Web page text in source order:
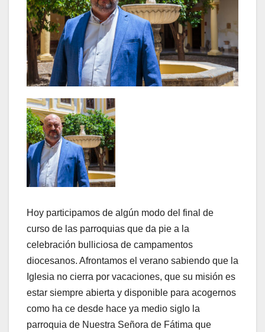
Hoy participamos de algún modo del final de
curso de las parroquias que da pie a la
celebración bulliciosa de campamentos
diocesanos. Afrontamos el verano sabiendo que la
Iglesia no cierra por vacaciones, que su misión es
estar siempre abierta y disponible para acogernos
como ha ce desde hace ya medio siglo la
parroquia de Nuestra Señora de Fátima que